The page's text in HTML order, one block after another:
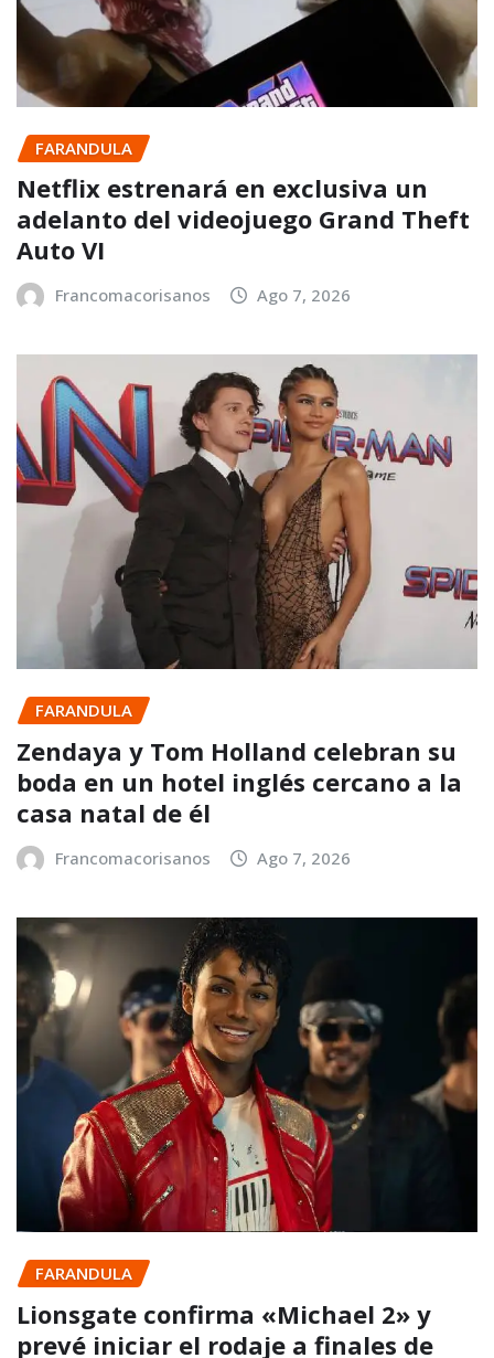
FARANDULA
Netflix estrenará en exclusiva un
adelanto del videojuego Grand Theft
Auto VI
Francomacorisanos Ago 7, 2026
FARANDULA
Zendaya y Tom Holland celebran su
boda en un hotel inglés cercano a la
casa natal de él
Francomacorisanos Ago 7, 2026
FARANDULA
Lionsgate confirma «Michael 2» y
prevé iniciar el rodaje a finales de